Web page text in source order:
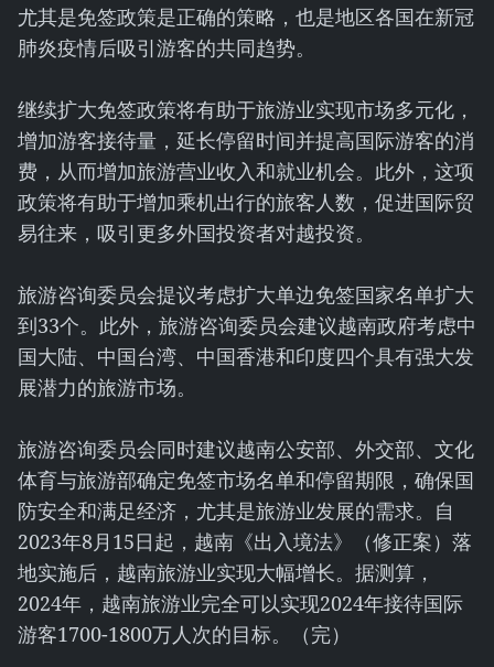
尤其是免签政策是正确的策略，也是地区各国在新冠
肺炎疫情后吸引游客的共同趋势。
继续扩大免签政策将有助于旅游业实现市场多元化，
增加游客接待量，延长停留时间并提高国际游客的消
费，从而增加旅游营业收入和就业机会。此外，这项
政策将有助于增加乘机出行的旅客人数，促进国际贸
易往来，吸引更多外国投资者对越投资。
旅游咨询委员会提议考虑扩大单边免签国家名单扩大
到33个。此外，旅游咨询委员会建议越南政府考虑中
国大陆、中国台湾、中国香港和印度四个具有强大发
展潜力的旅游市场。
旅游咨询委员会同时建议越南公安部、外交部、文化
体育与旅游部确定免签市场名单和停留期限，确保国
防安全和满足经济，尤其是旅游业发展的需求。自
2023年8月15日起，越南《出入境法》（修正案）落
地实施后，越南旅游业实现大幅增长。据测算，
2024年，越南旅游业完全可以实现2024年接待国际
游客1700-1800万人次的目标。（完）